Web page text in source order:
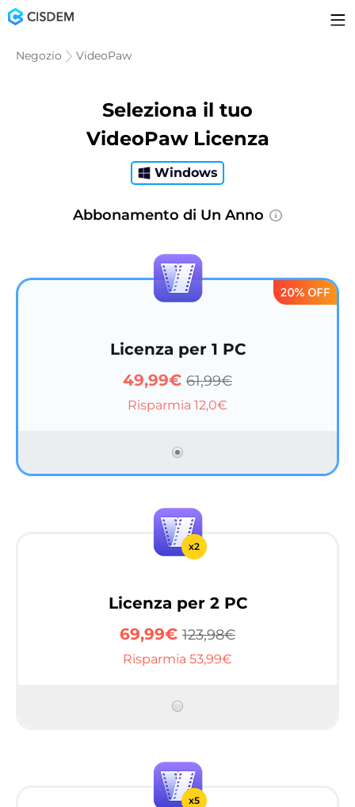
Negozio VideoPaw
Seleziona il tuo
VideoPaw Licenza
Windows
Abbonamento di Un Anno
Licenza per 1 PC
49,99€ 61,99€
Risparmia 12,0€
x2
Licenza per 2 PC
69,99€ 123,98€
Risparmia 53,99€
x5